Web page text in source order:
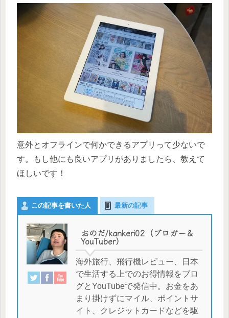
意外とオフラインで何かできるアプリって少ないで
す。もし他にも良いアプリがありましたら、教えて
ほしいです！
この記事を書いた人 最新の記事
おのだ/kankeri02（ブロガー＆
YouTuber）
海外旅行、飛行機レビュー、日本
で生活する上でのお得情報をブロ
グとYouTubeで発信中。お金をあ
まり掛けずにマイル、ポイントサ
イト、クレジットカードなどを駆